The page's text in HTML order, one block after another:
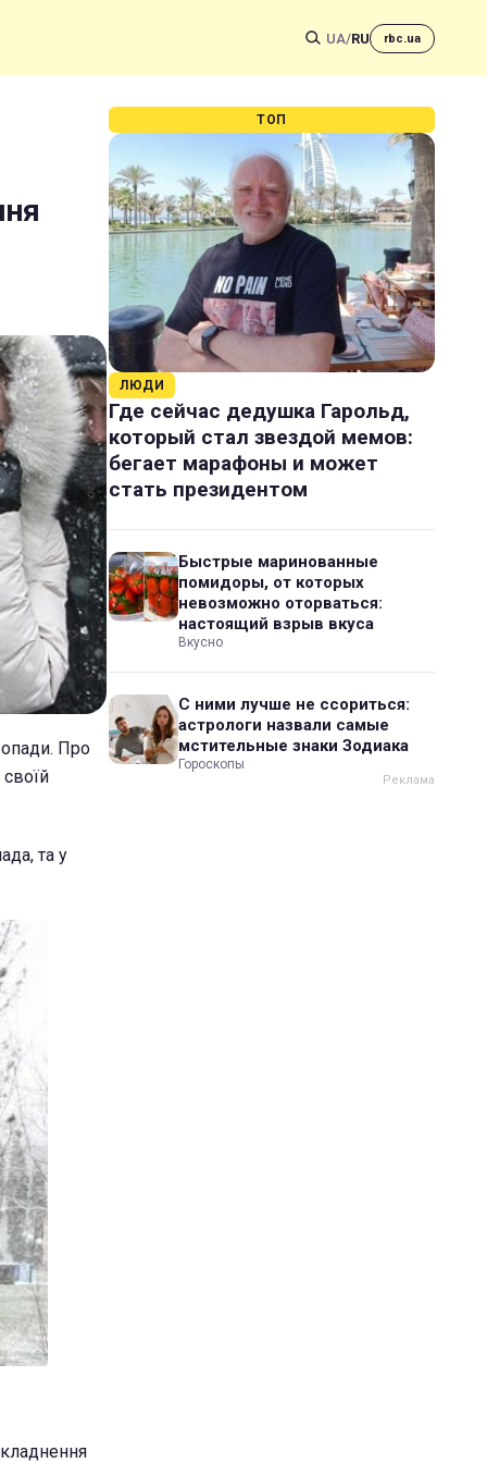
UA/RU rbc.ua
опади. Про
та у
ТОП
ЛЮДИ
Где сейчас дедушка Гарольд,
который стал звездой мемов:
бегает марафоны и может
стать президентом
Быстрые маринованные
помидоры, от которых
невозможно оторваться:
настоящий взрыв вкуса
Вкусно
С ними лучше не ссориться:
астрологи назвали самые
мстительные знаки Зодиака
Гороскопы